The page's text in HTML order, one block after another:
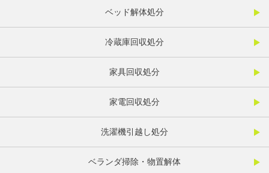
ベッド解体処分
冷蔵庫回収処分
家具回収処分
家電回収処分
洗濯機引越し処分
ベランダ掃除・物置解体